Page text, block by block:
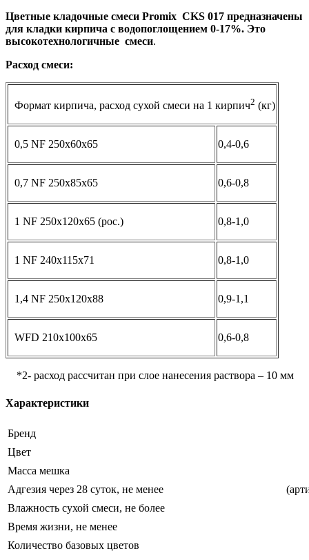
Цветные кладочные смеси Promix CKS 017 предназначены
для кладки кирпича с водопоглощением 0-17%. Это
высокотехнологичные смеси.
Расход смеси:
Формат кирпича, расход сухой смеси на 1 кирпич2 (кг)
0,5 NF 250x60x65 0,4-0,6
0,7 NF 250x85x65 0,6-0,8
1 NF 250x120x65 (рос.) 0,8-1,0
1 NF 240x115x71 0,8-1,0
1,4 NF 250x120x88 0,9-1,1
WFD 210x100x65 0,6-0,8
*2- расход рассчитан при слое нанесения раствора – 10 мм
Характеристики
Бренд
Цвет
Масса мешка
Адгезия через 28 суток, не менее
Влажность сухой смеси, не более
Время жизни, не менее
Количество базовых цветов